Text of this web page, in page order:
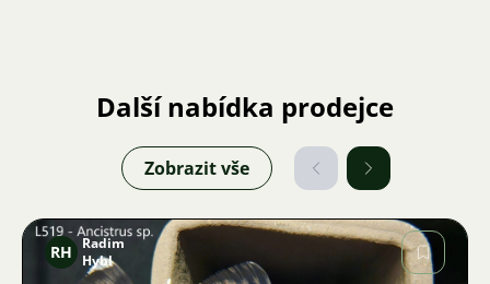
Další nabídka prodejce
Zobrazit vše
RH
Radim
Hybl